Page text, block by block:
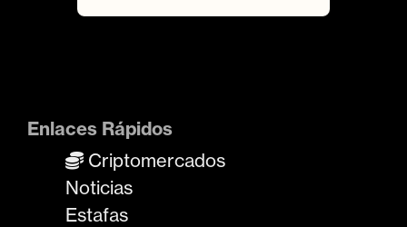
Enlaces Rápidos
Criptomercados
Noticias
Estafas